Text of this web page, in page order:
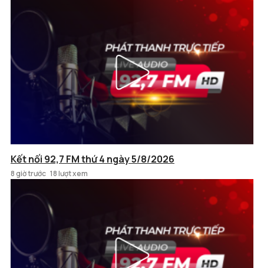
Kết nối 92,7 FM thứ 4 ngày 5/8/2026
8 giờ trước 18 lượt xem